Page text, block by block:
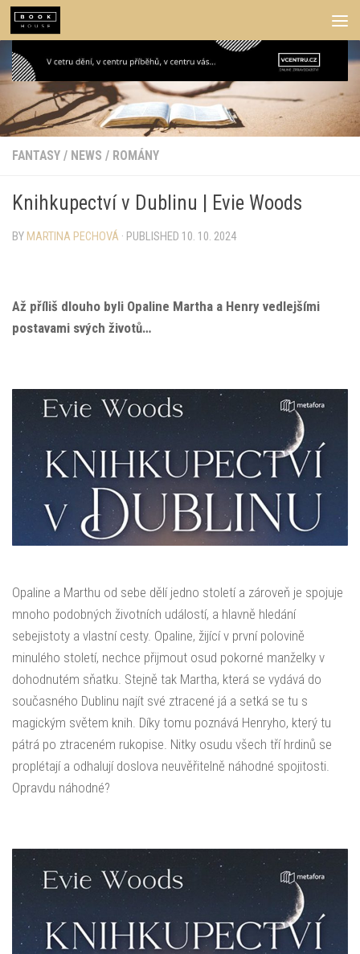
Skip to content
FANTASY / NEWS / ROMÁNY
Knihkupectví v Dublinu | Evie Woods
BY MARTINA PECHOVÁ · PUBLISHED 10. 10. 2024
Až příliš dlouho byli Opaline Martha a Henry vedlejšími
postavami svých životů…
Opaline a Marthu od sebe dělí jedno století a zároveň je spojuje
mnoho podobných životních událostí, a hlavně hledání
sebejistoty a vlastní cesty. Opaline, žijící v první polovině
minulého století, nechce přijmout osud pokorné manželky v
dohodnutém sňatku. Stejně tak Martha, která se vydává do
současného Dublinu najít své ztracené já a setká se tu s
magickým světem knih. Díky tomu poznává Henryho, který tu
pátrá po ztraceném rukopise. Nitky osudu všech tří hrdinů se
proplétají a odhalují doslova neuvěřitelně náhodné spojitosti.
Opravdu náhodné?